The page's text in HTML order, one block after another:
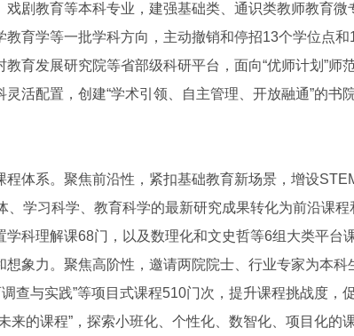
戏剧教育等本科专业，建强基础类、通识类教师教育
教育学等一批学科方向，主动撤销和停招13个学位点
育发展研究院等省部级科研平台，面向“优师计划”师
活配置，创建“学术引领、自主管理、开放融通”的书
系。聚焦前沿性，紧扣基础教育新场景，增设
、学习科学、教育科学的最新研究成果转化为前沿课
学科理解课68门，以及数理化和文史哲等6组大类平台
象力。聚焦高阶性，邀请两院院士、行业专家为本科
查与实践”等项目式课程510门次，提升课程挑战度，
来的课程”，探索小班化、个性化、数智化、项目化的